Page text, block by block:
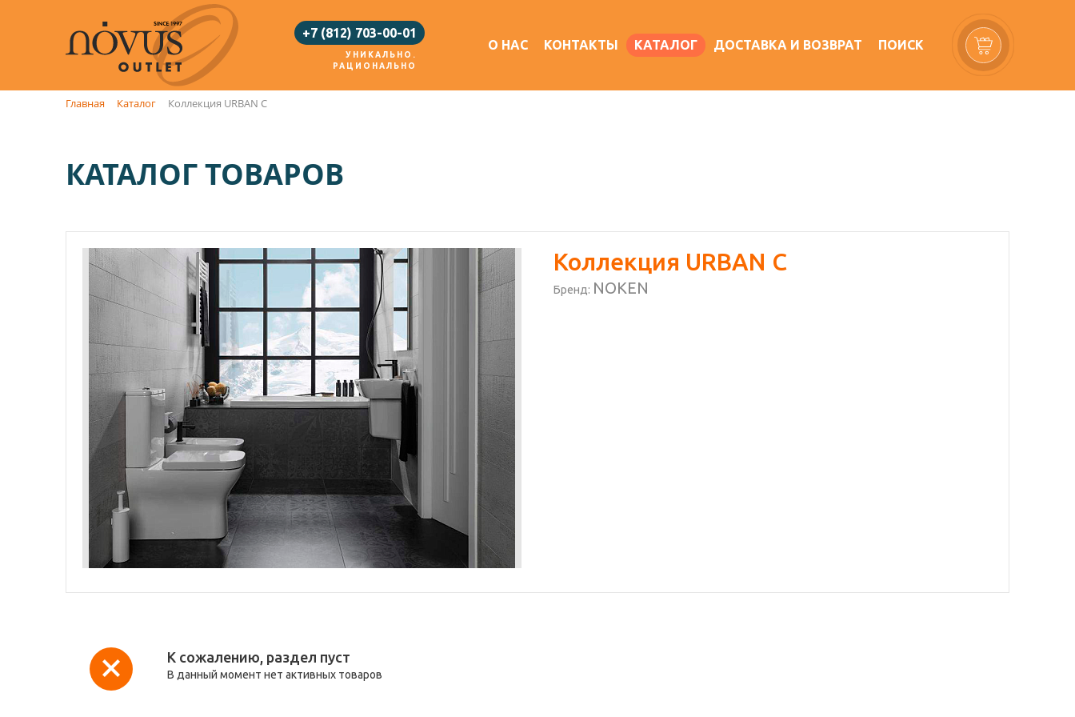
+7 (812) 703-00-01
УНИКАЛЬНО.
РАЦИОНАЛЬНО
О НАС КОНТАКТЫ КАТАЛОГ ДОСТАВКА И ВОЗВРАТ ПОИСК
Главная Каталог Коллекция URBAN С
КАТАЛОГ ТОВАРОВ
Коллекция URBAN С
Бренд: NOKEN
К сожалению, раздел пуст
В данный момент нет активных товаров